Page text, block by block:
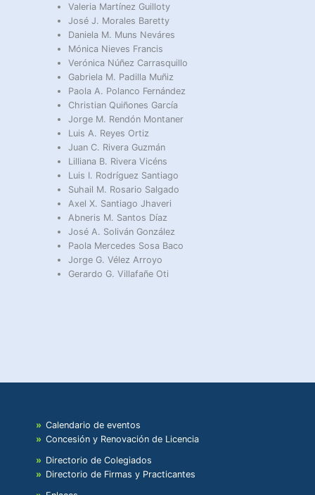
Valeria Martínez Guilloty
José J. Morales Baretty
Daniela M. Muns Neváres
Mónica Nieves Francis
Verónica Núñez Carrasquillo
Gabriela M. Padilla Muñiz
Paola A. Polanco Fernández
Christian Quiñones García
Jorge M. Rendón Montaner
Luis A. Reyes Ortiz
Juan C. Rivera Guzmán
Lilliana B. Rivera Vicéns
Luis I. Rodríguez Santiago
Suhail M. Rosario Salgado
Axel X. Santiago Jhaveri
Abneris M. Santos Díaz
José A. Soliván González
Paola Mercedes Sosa Baco
Jorge G. Vélez Arroyo
Gerardo G. Villafañe Oti
Calendario de eventos
Concesión y Renovación de Licencia
Directorio de Colegiados
Directorio de Firmas y Practicantes